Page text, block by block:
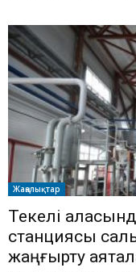
Жаңалықтар
Текелі
станциясы
жаңғырту